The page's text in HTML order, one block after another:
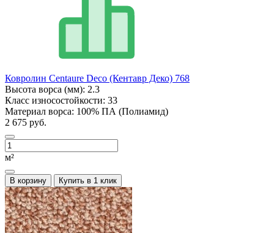
Ковролин Centaure Deco (Кентавр Деко) 768
Высота ворса (мм): 2.3
Класс износостойкости: 33
Материал ворса: 100% ПА (Полиамид)
2 675 руб.
м²
В корзину Купить в 1 клик